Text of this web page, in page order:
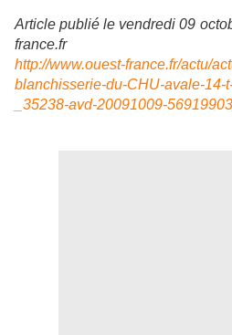
Article publié le vendredi 09
france.fr
http://www.ouest-france.fr/actu/
blanchisserie-du-CHU-avale-14-
_35238-avd-20091009-